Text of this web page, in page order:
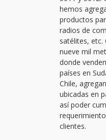
hemos
productos
radios de
satélites,
nueve mil
donde
países en
Chile,
ubicadas en
así poder
clientes.